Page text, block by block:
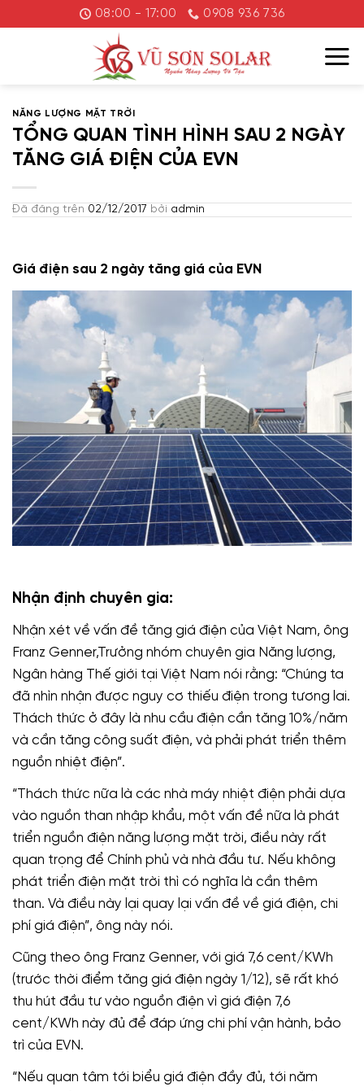
đến
08:00 - 17:00 0908 936 736
NĂNG LƯỢNG MẶT TRỜI
TỔNG QUAN TÌNH HÌNH SAU 2 NGÀY
TĂNG GIÁ ĐIỆN CỦA EVN
Đã đăng trên 02/12/2017 bởi admin
Giá điện sau 2 ngày tăng giá của EVN
Nhận định chuyên gia:
Nhận xét về vấn đề tăng giá điện của Việt Nam, ông
Franz Genner,Trưởng nhóm chuyên gia Năng lượng,
Ngân hàng Thế giới tại Việt Nam nói rằng: “Chúng ta
đã nhìn nhận được nguy cơ thiếu điện trong tương lai.
Thách thức ở đây là nhu cầu điện cần tăng 10%/năm
và cần tăng công suất điện, và phải phát triển thêm
nguồn nhiệt điện”.
“Thách thức nữa là các nhà máy nhiệt điện phải dựa
vào nguồn than nhập khẩu, một vấn đề nữa là phát
triển nguồn điện năng lượng mặt trời, điều này rất
quan trọng để Chính phủ và nhà đầu tư. Nếu không
phát triển điện mặt trời thì có nghĩa là cần thêm
than. Và điều này lại quay lại vấn đề về giá điện, chi
phí giá điện”, ông này nói.
Cũng theo ông Franz Genner, với giá 7,6 cent/KWh
(trước thời điểm tăng giá điện ngày 1/12), sẽ rất khó
thu hút đầu tư vào nguồn điện vì giá điện 7,6
cent/KWh này đủ để đáp ứng chi phí vận hành, bảo
trì của EVN.
“Nếu quan tâm tới biểu giá điện đầy đủ, tới năm